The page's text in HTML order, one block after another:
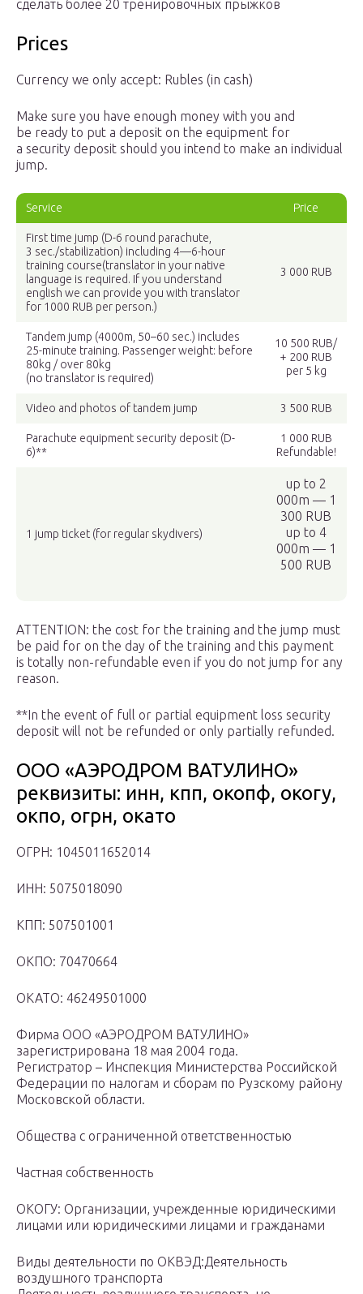
сделать более 20 тренировочных прыжков
Prices
Currency we only accept: Rubles (in cash)
Make sure you have enough money with you and
be ready to put a deposit on the equipment for
a security deposit should you intend to make an individual
jump.
Service Price
First time jump (D-6 round parachute,
3 sec./stabilization) including 4—6-hour
training course(translator in your native
language is required. If you understand
english we can provide you with translator
for 1000 RUB per person.)
3 000 RUB
Tandem jump (4000m, 50–60 sec.) includes
25-minute training. Passenger weight: before
80kg / over 80kg
(no translator is required)
10 500 RUB/
+ 200 RUB
per 5 kg
Video and photos of tandem jump 3 500 RUB
Parachute equipment security deposit (D-
6)**
1 000 RUB
Refundable!
1 jump ticket (for regular skydivers)
up to 2
000m — 1
300 RUB
up to 4
000m — 1
500 RUB
ATTENTION: the cost for the training and the jump must
be paid for on the day of the training and this payment
is totally non-refundable even if you do not jump for any
reason.
**In the event of full or partial equipment loss security
deposit will not be refunded or only partially refunded.
ООО «АЭРОДРОМ ВАТУЛИНО»
реквизиты: инн, кпп, окопф, окогу,
окпо, огрн, окато
ОГРН: 1045011652014
ИНН: 5075018090
КПП: 507501001
ОКПО: 70470664
ОКАТО: 46249501000
Фирма ООО «АЭРОДРОМ ВАТУЛИНО»
зарегистрирована 18 мая 2004 года.
Регистратор – Инспекция Министерства Российской
Федерации по налогам и сборам по Рузскому району
Московской области.
Общества с ограниченной ответственностью
Частная собственность
ОКОГУ: Организации, учрежденные юридическими
лицами или юридическими лицами и гражданами
Виды деятельности по ОКВЭД:Деятельность
воздушного транспорта